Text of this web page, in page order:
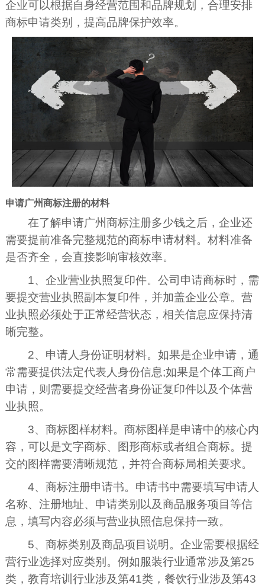
企业可以根据自身经营范围和品牌规划，合理安排
商标申请类别，提高品牌保护效率。
申请广州商标注册的材料
在了解申请广州商标注册多少钱之后，企业还
需要提前准备完整规范的商标申请材料。材料准备
是否齐全，会直接影响审核效率。
1、企业营业执照复印件。公司申请商标时，需
要提交营业执照副本复印件，并加盖企业公章。营
业执照必须处于正常经营状态，相关信息应保持清
晰完整。
2、申请人身份证明材料。如果是企业申请，通
常需要提供法定代表人身份信息;如果是个体工商户
申请，则需要提交经营者身份证复印件以及个体营
业执照。
3、商标图样材料。商标图样是申请中的核心内
容，可以是文字商标、图形商标或者组合商标。提
交的图样需要清晰规范，并符合商标局相关要求。
4、商标注册申请书。申请书中需要填写申请人
名称、注册地址、申请类别以及商品服务项目等信
息，填写内容必须与营业执照信息保持一致。
5、商标类别及商品项目说明。企业需要根据经
营行业选择对应类别。例如服装行业通常涉及第25
类，教育培训行业涉及第41类，餐饮行业涉及第43